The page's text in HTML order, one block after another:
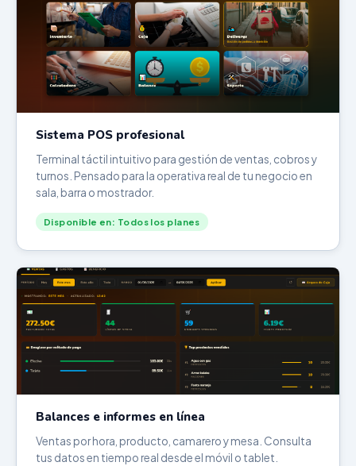
Sistema POS profesional
Terminal táctil intuitivo para gestión de ventas, cobros y
turnos. Pensado para la operativa real de tu negocio en
sala, barra o mostrador.
Disponible en: Todos los planes
Balances e informes en línea
Ventas por hora, producto, camarero y mesa. Consulta
tus datos en tiempo real desde el móvil o tablet.